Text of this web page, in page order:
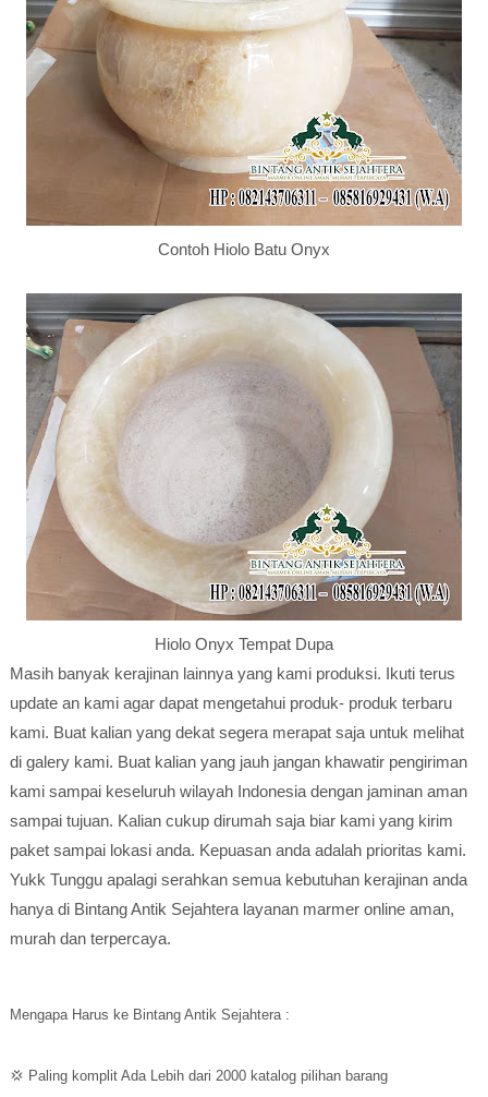
Contoh Hiolo Batu Onyx
Hiolo Onyx Tempat Dupa
Masih banyak kerajinan lainnya yang kami produksi. Ikuti terus
update an kami agar dapat mengetahui produk- produk terbaru
kami. Buat kalian yang dekat segera merapat saja untuk melihat
di galery kami. Buat kalian yang jauh jangan khawatir pengiriman
kami sampai keseluruh wilayah Indonesia dengan jaminan aman
sampai tujuan. Kalian cukup dirumah saja biar kami yang kirim
paket sampai lokasi anda. Kepuasan anda adalah prioritas kami.
Yukk Tunggu apalagi serahkan semua kebutuhan kerajinan anda
hanya di Bintang Antik Sejahtera layanan marmer online aman,
murah dan terpercaya.
Mengapa Harus ke Bintang Antik Sejahtera :
💢 Paling komplit Ada Lebih dari 2000 katalog pilihan barang